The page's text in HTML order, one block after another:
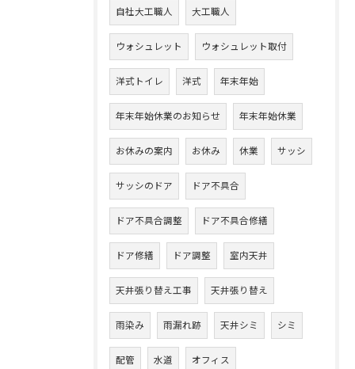
自社大工職人 大工職人
ウォシュレット ウォシュレット取付
洋式トイレ 洋式 年末年始
年末年始休業のお知らせ 年末年始休業
お休みの案内 お休み 休業 サッシ
サッシのドア ドア不具合
ドア不具合調整 ドア不具合修繕
ドア修繕 ドア調整 室内天井
天井張り替え工事 天井張り替え
雨染み 雨漏れ跡 天井シミ シミ
配管 水道 オフィス